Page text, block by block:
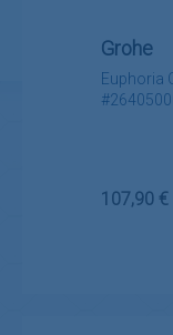
Euphoria
Grohe
107,90 €